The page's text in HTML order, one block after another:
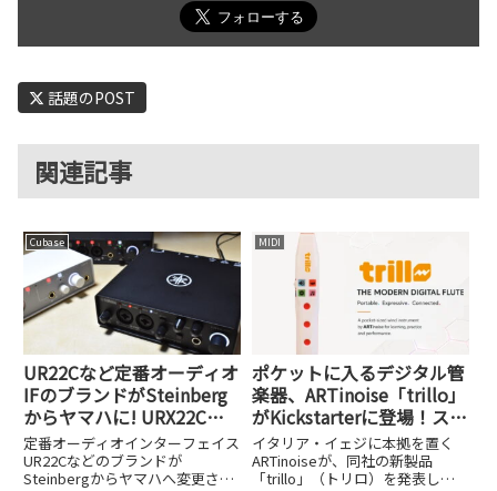
話題のPOST
関連記事
Cubase
UR22Cなど定番オーディオ
IFのブランドがSteinberg
からヤマハに! URX22Cや
UR22MK3など品番も変更
定番オーディオインターフェイス
UR22Cなどのブランドが
Steinbergからヤマハへ変更され
MIDI
ポケットに入るデジタル管
楽器、ARTinoise「trillo」
がKickstarterに登場！スタ
ンドアロン演奏対応の次世
代ウィンドコントローラー
イタリア・イェジに本拠を置く
ARTinoiseが、同社の新製品
「trillo」（トリロ）を発表し、